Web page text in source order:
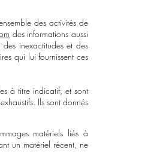
des activités de
des informations aussi
inexactitudes et des
qui lui fournissent ces
à titre indicatif, et sont
Ils sont donnés
matériels liés à
un matériel récent, ne